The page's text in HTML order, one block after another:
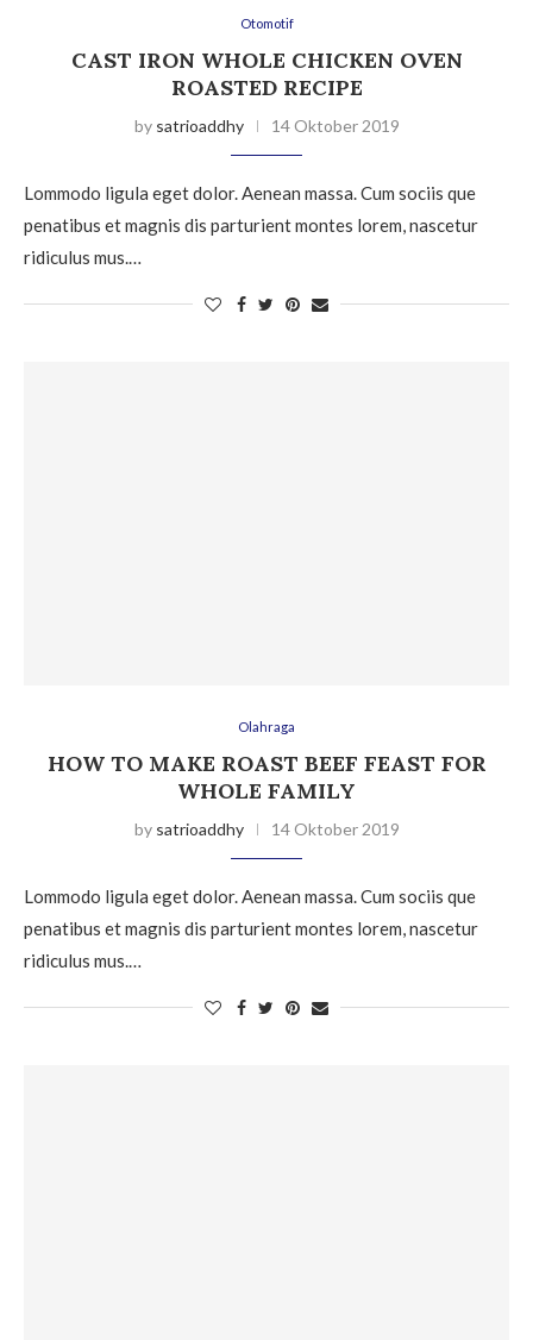
Otomotif
CAST IRON WHOLE CHICKEN OVEN
ROASTED RECIPE
by satrioaddhy 14 Oktober 2019
Lommodo ligula eget dolor. Aenean massa. Cum sociis que
penatibus et magnis dis parturient montes lorem, nascetur
ridiculus mus.…
Olahraga
HOW TO MAKE ROAST BEEF FEAST FOR
WHOLE FAMILY
by satrioaddhy 14 Oktober 2019
Lommodo ligula eget dolor. Aenean massa. Cum sociis que
penatibus et magnis dis parturient montes lorem, nascetur
ridiculus mus.…